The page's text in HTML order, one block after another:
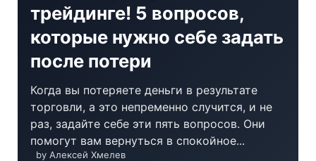
трейдинге! 5 вопросов,
которые нужно себе задать
после потери
Когда вы потеряете деньги в результате
торговли, а это непременно случится, и не
раз, задайте себе эти пять вопросов. Они
помогут вам вернуться в спокойное...
by Алексей Хмелев